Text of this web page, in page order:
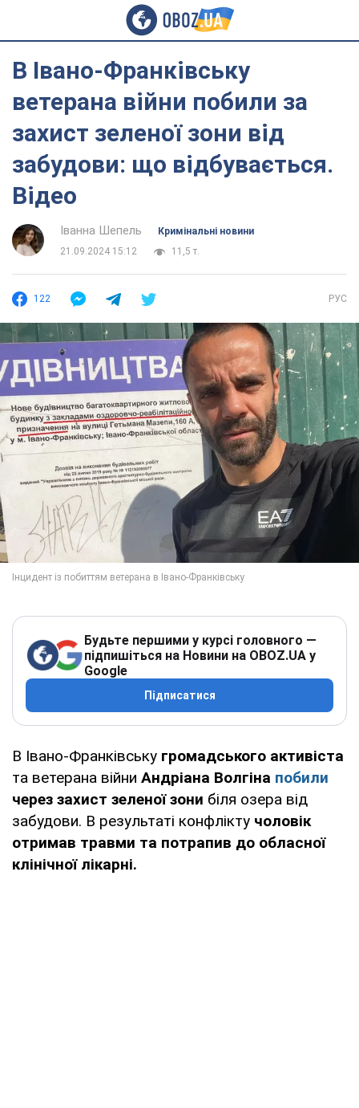
В Івано-Франківську
ветерана війни побили за
захист зеленої зони від
забудови: що відбувається.
Відео
Іванна Шепель
Кримінальні новини
21.09.2024 15:12
11,5 т.
122 РУС
Будьте першими у курсі головного —
підпишіться на Новини на OBOZ.UA у
Google
Підписатися
В Івано-Франківську громадського активіста
та ветерана війни Андріана Волгіна побили
через захист зеленої зони біля озера від
забудови. В результаті конфлікту чоловік
отримав травми та потрапив до обласної
клінічної лікарні.